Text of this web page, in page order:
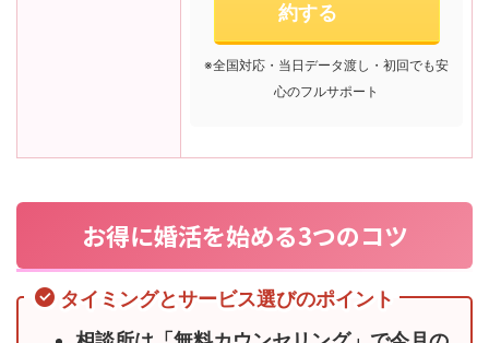
約する
※全国対応・当日データ渡し・初回でも安
心のフルサポート
お得に婚活を始める3つのコツ
タイミングとサービス選びのポイント